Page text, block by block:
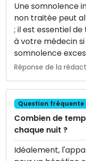
Une somnolence
non traitée peut
; il est essentiel
à votre médecin
somnolence
Réponse de la
Question
Combien de
chaque nuit ?
Idéalement,